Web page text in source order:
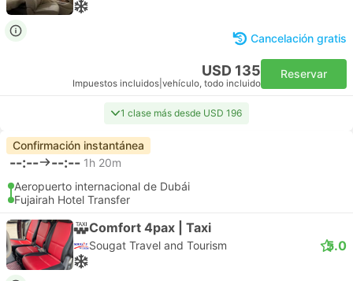
Cancelación gratis
USD 135
Impuestos incluidos vehículo, todo incluido
Reservar
1 clase más desde USD 196
Confirmación instantánea
--:-- --:-- 1h 20m
Aeropuerto internacional de Dubái
Fujairah Hotel Transfer
Comfort 4pax | Taxi
Sougat Travel and Tourism 5.0